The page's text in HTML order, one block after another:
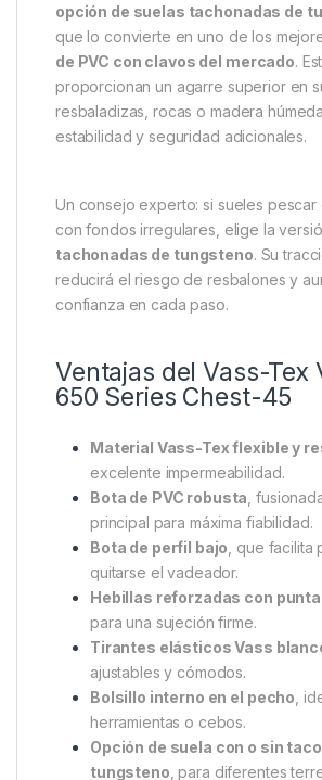
opción de suelas tachonadas de
que lo convierte en uno de los
de PVC con clavos del mercado.
proporcionan un agarre superior en
resbaladizas, rocas o madera
estabilidad y seguridad adicionales.
Un consejo experto: si sueles pescar
con fondos irregulares, elige la
tachonadas de tungsteno. Su
reducirá el riesgo de resbalones y
confianza en cada paso.
Ventajas del Vass-Tex
650 Series Chest-45
Material Vass-Tex flexible y
excelente impermeabilidad.
Bota de PVC robusta ,
principal para máxima fiabilidad.
Bota de perfil bajo , que
quitarse el vadeador.
Hebillas reforzadas con
para una sujeción firme.
Tirantes elásticos Vass
ajustables y cómodos.
Bolsillo interno en el pecho ,
herramientas o cebos.
Opción de suela con o sin
tungsteno , para diferentes